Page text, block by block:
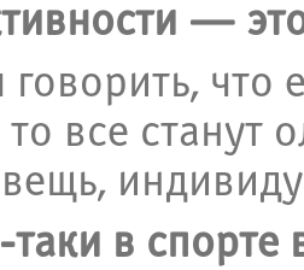
—
что
то все
вещь,
в спорте